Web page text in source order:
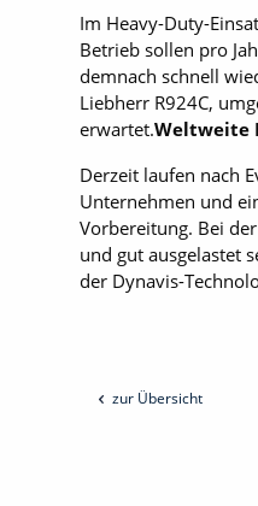
Im Heavy-Duty-
Betrieb sollen pro
demnach schnell
Liebherr R924C,
erwartet.Weltweite
Derzeit laufen nach
Unternehmen und
Vorbereitung. Bei
und gut ausgelastet
der Dynavis-
zur Übersicht